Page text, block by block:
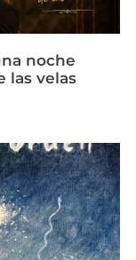
noche
las velas